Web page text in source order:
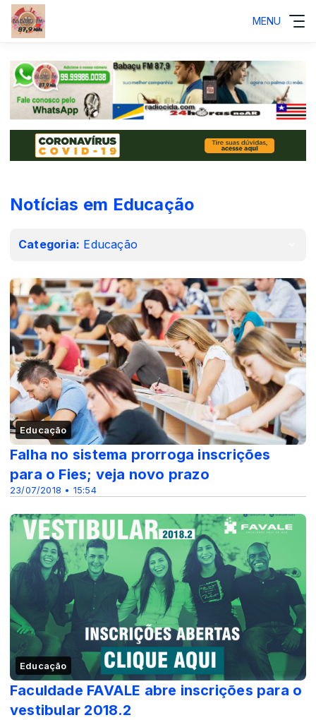
MENU
Notícias em Educação
Categoria: Educação
Educação
23/07/2018 • 15:54
Falha no sistema prorroga inscrições
para o Fies; veja novo prazo
Educação
Faculdade FAVALE abre inscrições para o
vestibular 2018.2